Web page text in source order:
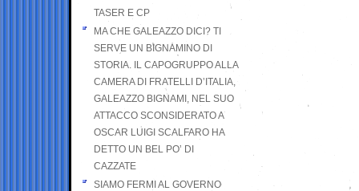
TASER E CP
MA CHE GALEAZZO DICI? TI
SERVE UN BIGNAMINO DI
STORIA. IL CAPOGRUPPO ALLA
CAMERA DI FRATELLI D’ITALIA,
GALEAZZO BIGNAMI, NEL SUO
ATTACCO SCONSIDERATO A
OSCAR LUIGI SCALFARO HA
DETTO UN BEL PO’ DI
CAZZATE
SIAMO FERMI AL GOVERNO